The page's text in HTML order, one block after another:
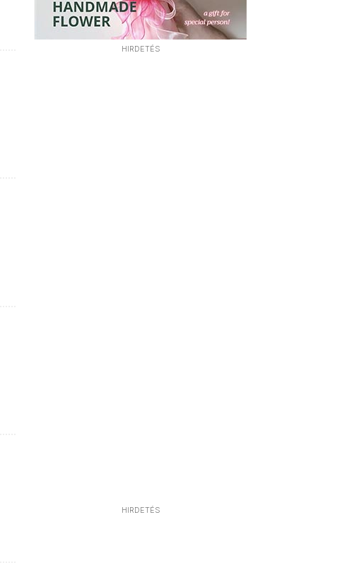
HIRDETÉS
HIRDETÉS